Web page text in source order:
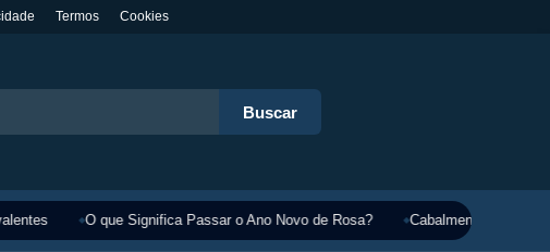
Termos Cookies
Buscar
O que Significa Passar o Ano Novo de Rosa? Cabalmente